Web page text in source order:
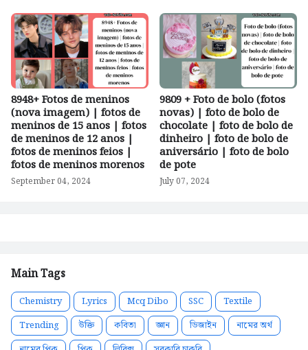
8948+ Fotos de meninos
(nova imagem) | fotos de
meninos de 15 anos | fotos
de meninos de 12 anos |
fotos de meninos feios |
fotos de meninos morenos
September 04, 2024
9809 + Foto de bolo (fotos
novas) | foto de bolo de
chocolate | foto de bolo de
dinheiro | foto de bolo de
aniversário | foto de bolo
de pote
July 07, 2024
Main Tags
Chemistry Lyrics Mcq Dibo SSC
Textile
Trending
উক্তি কবিতা জ্ঞান ডিজাইন
নামের অর্থ